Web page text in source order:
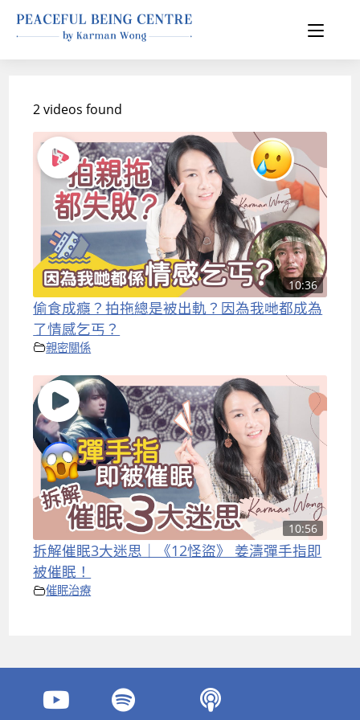
2 videos found
10:36
偷食成癮？拍拖總是被出軌？因為我哋都成為
了情感乞丐？
親密關係
10:56
拆解催眠3大迷思｜《12怪盜》 姜濤彈手指即
被催眠！
催眠治療